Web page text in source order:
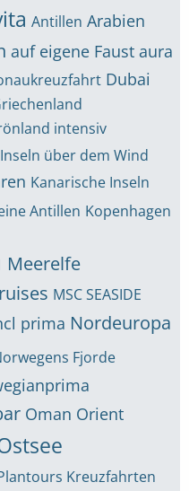
Antillen Arabien
auf eigene Faust aura
Dubai
intensiv
Inseln über dem Wind
Kanarische Inseln
Antillen Kopenhagen
Meerelfe
MSC SEASIDE
prima Nordeuropa
Fjorde
Oman Orient
Kreuzfahrten